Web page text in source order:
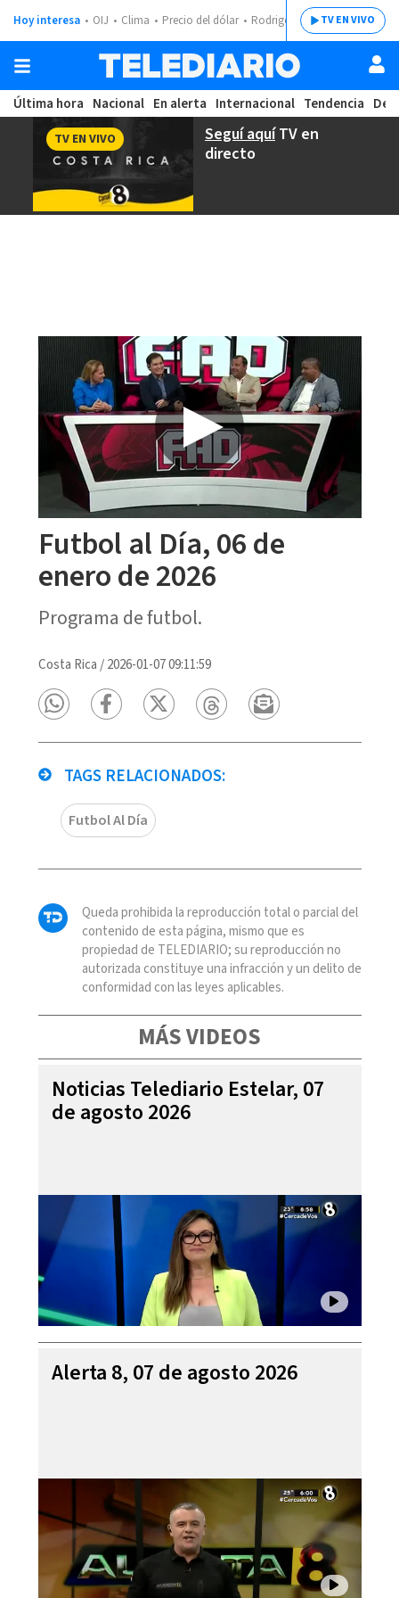
Hoy interesa OIJ Clima Precio del dólar Rodrigo ChavesTV EN VIVO
Última hora Nacional En alerta Internacional Tendencia
Seguí aquíTV en
directo
TV EN VIVO
Futbol al Día, 06 de
enero de 2026
Programa de futbol.
Costa Rica /2026-01-07 09:11:59
TAGS RELACIONADOS:
Futbol Al Día
Queda prohibida la reproducción total o parcial del
contenido de esta página, mismo que es
propiedad de TELEDIARIO; su reproducción no
autorizada constituye una infracción y un delito de
conformidad con las leyes aplicables.
MÁS VIDEOS
Noticias Telediario Estelar, 07
de agosto 2026
Alerta 8, 07 de agosto 2026